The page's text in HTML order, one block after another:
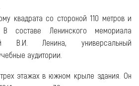
квадрата со стороной 110 метров и
составе Ленинского мемориала
В.И. Ленина, универсальный
аудитории.
этажах в южном крыле здания. Он